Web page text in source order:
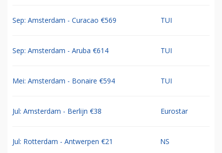
Sep: Amsterdam - Curacao €569 TUI
Sep: Amsterdam - Aruba €614 TUI
Mei: Amsterdam - Bonaire €594 TUI
Jul: Amsterdam - Berlijn €38 Eurostar
Jul: Rotterdam - Antwerpen €21 NS